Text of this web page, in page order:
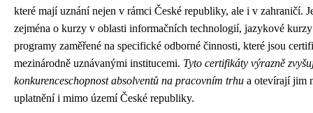
které mají uznání nejen v rámci České republiky, ale i v zahraničí.
zejména o kurzy v oblasti informačních technologií, jazykové
programy zaměřené na specifické odborné činnosti, které jsou
mezinárodně uznávanými institucemi. Tyto certifikáty výrazně
konkurenceschopnost absolventů na pracovním trhu a otevírají jim
uplatnění i mimo území České republiky.